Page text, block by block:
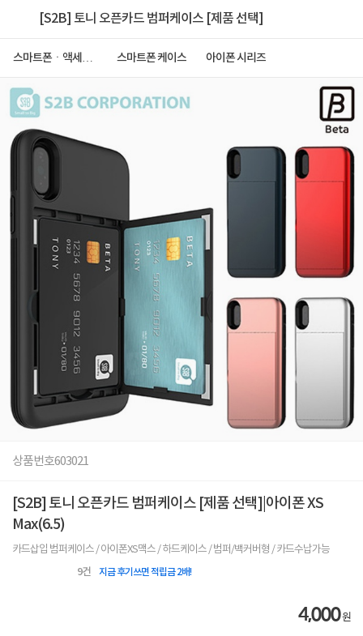
[S2B] 토니 오픈카드 범퍼케이스 [제품 선택]
스마트폰ㆍ액세서
스마트폰 케이스 아이폰 시리즈
상품번호603021
[S2B] 토니 오픈카드 범퍼케이스 [제품 선택]|아이폰 XS
Max(6.5)
카드삽입 범퍼케이스 / 아이폰XS맥스 / 하드케이스 / 범퍼/백커버형 / 카드수납가능
9건 지금 후기쓰면 적립금 2배!
4,000원